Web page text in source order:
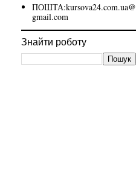
ПОШТА:kursova24.com.ua@
gmail.com
Знайти роботу